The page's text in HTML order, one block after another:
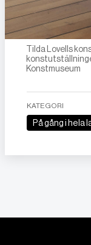
Tilda Lovells
Konstmuseum
KATEGORI
På gång i hela